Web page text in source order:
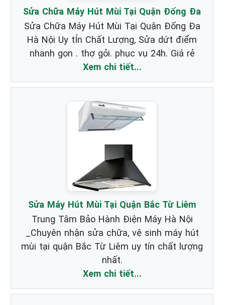
Sửa Chữa Máy Hút Mùi Tại Quận Đống Đa
Sửa Chữa Máy Hút Mùi Tại Quận Đống Đa
Hà Nội Uy tÍn Chất Lượng, Sửa dứt điểm
nhanh gọn . thợ gỏi. phục vụ 24h. Giá rẻ
Xem chi tiết...
Sửa Máy Hút Mùi Tại Quận Bắc Từ Liêm
Trung Tâm Bảo Hành Điện Máy Hà Nội
_Chuyên nhận sửa chữa, vệ sinh máy hút
mùi tại quận Bắc Từ Liêm uy tín chất lượng
nhất.
Xem chi tiết...